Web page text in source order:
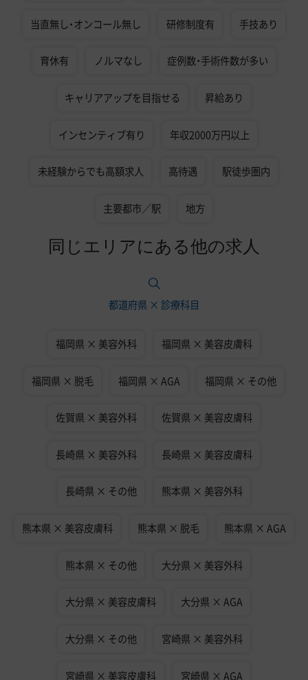
当直無し・オンコール無し 研修制度有 手技あり
育休有 ノルマなし 症例数・手術件数が多い
キャリアアップを目指せる 昇給あり
インセンティブ有り 年収2000万円以上
未経験からでも高額求人 高待遇 駅徒歩圏内
主要都市／駅 地方
同じエリアにある他の求人
都道府県 × 診療科目
福岡県 × 美容外科 福岡県 × 美容皮膚科
福岡県 × 脱毛 福岡県 × AGA 福岡県 × その他
佐賀県 × 美容外科 佐賀県 × 美容皮膚科
長崎県 × 美容外科 長崎県 × 美容皮膚科
長崎県 × その他 熊本県 × 美容外科
熊本県 × 美容皮膚科 熊本県 × 脱毛 熊本県 × AGA
熊本県 × その他 大分県 × 美容外科
大分県 × 美容皮膚科 大分県 × AGA
大分県 × その他 宮崎県 × 美容外科
宮崎県 × 美容皮膚科 宮崎県 × AGA